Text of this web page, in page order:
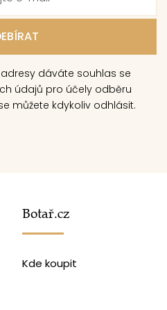
dáváte souhlas se
údajů pro účely odběru
můžete kdykoliv odhlásit.
Botař.cz
Kde koupit